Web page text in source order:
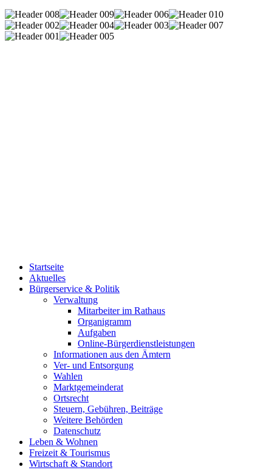
Startseite
Aktuelles
Bürgerservice & Politik
Verwaltung
Mitarbeiter im Rathaus
Organigramm
Aufgaben
Online-Bürgerdienstleistungen
Informationen aus den Ämtern
Ver- und Entsorgung
Wahlen
Marktgemeinderat
Ortsrecht
Steuern, Gebühren, Beiträge
Weitere Behörden
Datenschutz
Leben & Wohnen
Freizeit & Tourismus
Wirtschaft & Standort